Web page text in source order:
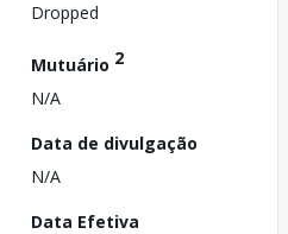
Dropped
Mutuário 2
N/A
Data de divulgação
N/A
Data Efetiva